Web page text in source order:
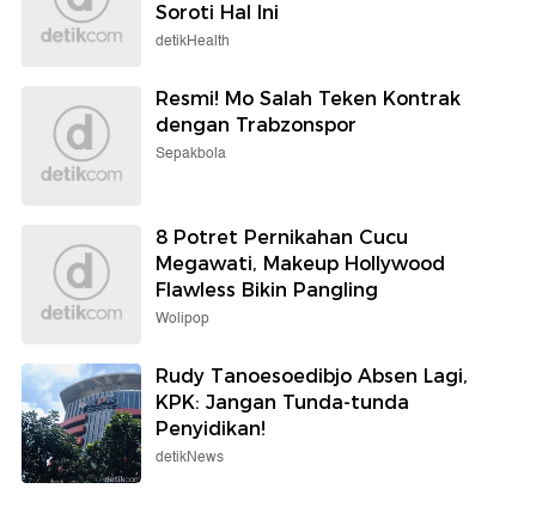
Soroti Hal Ini
detikHealth
Resmi! Mo Salah Teken Kontrak
dengan Trabzonspor
Sepakbola
8 Potret Pernikahan Cucu
Megawati, Makeup Hollywood
Flawless Bikin Pangling
Wolipop
Rudy Tanoesoedibjo Absen Lagi,
KPK: Jangan Tunda-tunda
Penyidikan!
detikNews